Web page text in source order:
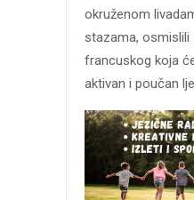
okruženom
stazama,
francuskog koja
aktivan i poučan